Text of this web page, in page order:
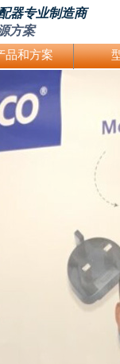
器专业制造商
方案
品和方案